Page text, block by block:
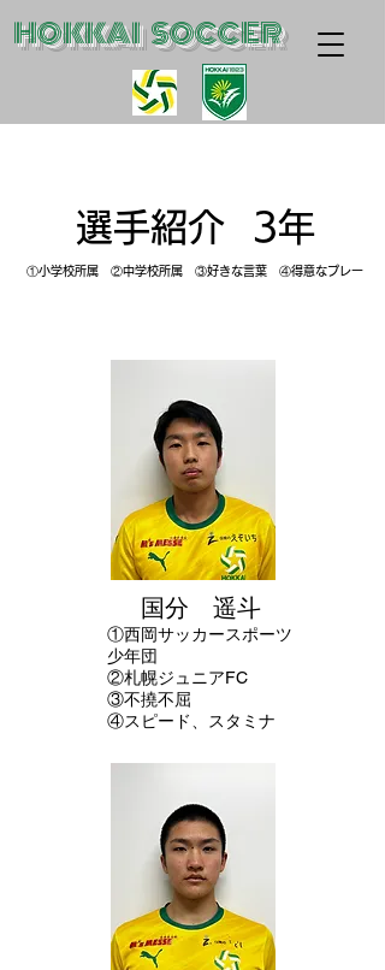
​HOKKAI SOCCER
選手紹介 3年
①小学校所属 ②中学校所属 ③好きな言葉 ④得意なプレー
国分 遥斗
①西岡サッカースポーツ
少年団
②札幌ジュニアFC
③不撓不屈
④スピード、スタミナ